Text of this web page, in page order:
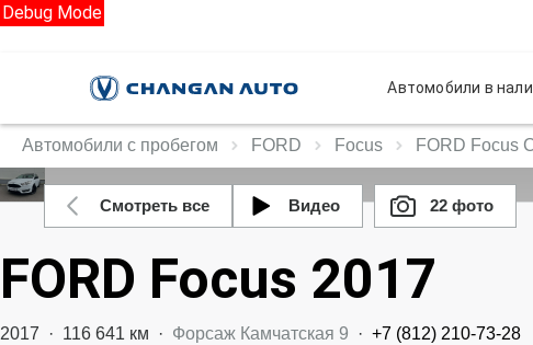
Debug Mode
Автомобили в
Автомобили с пробегом FORD Focus FORD Focus
Смотреть все Видео 22 фото
FORD Focus 2017
2017 · 116 641 км · Форсаж Камчатская 9 · +7 (812) 210-73-28